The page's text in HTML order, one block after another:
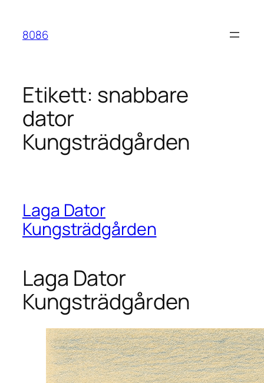
innehåll
8086
Etikett: snabbare
dator
Kungsträdgården
Laga Dator
Kungsträdgården
Laga Dator
Kungsträdgården